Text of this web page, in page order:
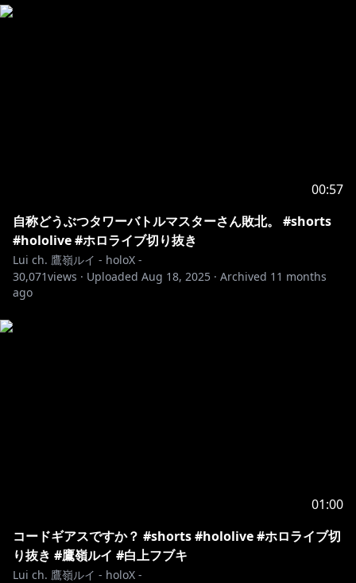
00:57
自称どうぶつタワーバトルマスターさん敗北。 #shorts
#hololive #ホロライブ切り抜き
Lui ch. 鷹嶺ルイ - holoX -
30,071views · Uploaded Aug 18, 2025 · Archived 11 months
ago
01:00
コードギアスですか？ #shorts #hololive #ホロライブ切
り抜き #鷹嶺ルイ #白上フブキ
Lui ch. 鷹嶺ルイ - holoX -